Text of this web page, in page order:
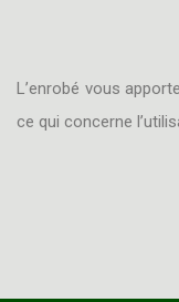
L’enrobé vous
ce qui concerne